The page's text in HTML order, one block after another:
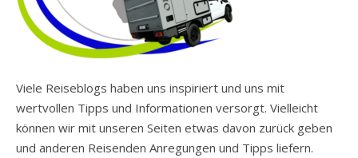
Viele Reiseblogs haben uns inspiriert und uns mit
wertvollen Tipps und Informationen versorgt. Vielleicht
können wir mit unseren Seiten etwas davon zurück geben
und anderen Reisenden Anregungen und Tipps liefern.